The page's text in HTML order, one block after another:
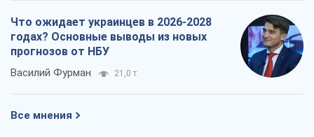
Что ожидает украинцев в 2026-2028
годах? Основные выводы из новых
прогнозов от НБУ
Василий Фурман 21,0 т.
Все мнения